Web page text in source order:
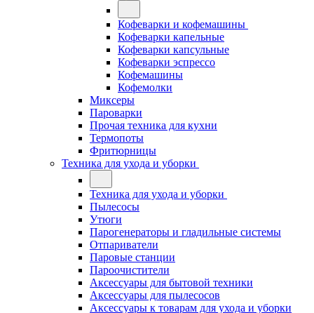
Кофеварки и кофемашины
Кофеварки капельные
Кофеварки капсульные
Кофеварки эспрессо
Кофемашины
Кофемолки
Миксеры
Пароварки
Прочая техника для кухни
Термопоты
Фритюрницы
Техника для ухода и уборки
Техника для ухода и уборки
Пылесосы
Утюги
Парогенераторы и гладильные системы
Отпариватели
Паровые станции
Пароочистители
Аксессуары для бытовой техники
Аксессуары для пылесосов
Аксессуары к товарам для ухода и уборки